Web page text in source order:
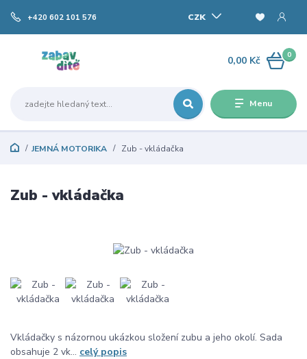
Menu
CZK
+420 602 101 576
0
0,00 Kč
JEMNÁ MOTORIKA Zub - vkládačka
Zub - vkládačka
Vkládačky s názornou ukázkou složení zubu a jeho okolí. Sada
obsahuje 2 vk... celý popis